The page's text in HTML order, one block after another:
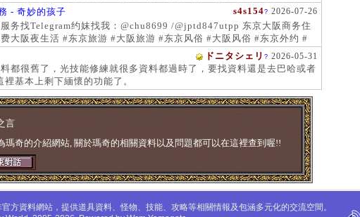
阪上门服务新宿风俗 #梅田风俗 #歌舞伎町 #日本女孩 #大阪女孩 #日
莉 #日本学生妹
s4s154? 2026-07-26
- 奇妙的孩子
务找Telegram约妹找我：@chu8699 /@jptd847utpp 东京大阪商务住
大阪夜生活 #东京旅游 #大阪旅游 #东京风俗 #大阪风俗 #东京外约 #
上门服务 #大阪上门服务新宿风俗 #梅田风俗 #歌舞伎町 #心斋桥风俗
阪女孩 #日本萝莉 #大阪萝莉 #日本学生妹
ドニタシェリ ? 2026-05-31
都很舊了，光技能修練就很多資料都過時了，要找資料還是去巴哈或者
裡基本上剩下緬懷的功能了。
言
瑪奇的介紹網站, 關於瑪奇的相關資料以及問題都可以在這裡查到喔!!
方資料網站，提供道具資料、怪物、技能、攻略等相關情報及包涵多元化的交流空間。